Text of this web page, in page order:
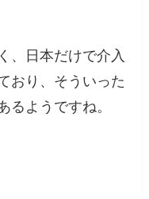
、日本だけで介入
おり、そういった
るようですね。